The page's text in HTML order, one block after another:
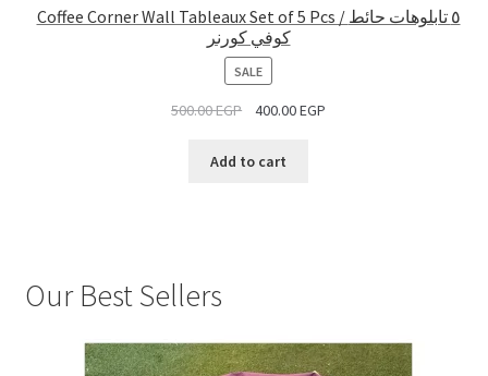
Coffee Corner Wall Tableaux Set of 5 Pcs / ٥ تابلوهات حائط
كوفي كورنر
SALEPRODUCT
SALE
500.00EGP 400.00EGP
Add to cart
Our Best Sellers